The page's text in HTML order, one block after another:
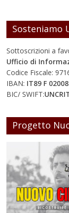
Sosteniamo
Sottoscrizioni a
Ufficio di
Codice Fiscale:
IBAN: IT89 F
BIC/ SWIFT:
Progetto